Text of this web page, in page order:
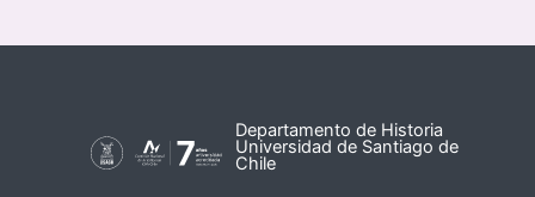
Departamento de Historia
Universidad de Santiago de
Chile